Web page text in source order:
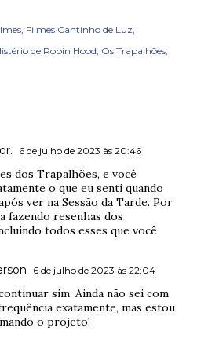
Filmes Cantinho de Luz
de Robin Hood Os Trapalhões
6 de julho de 2023 às 20:46
dos Trapalhões, e você
o que eu senti quando
ver na Sessão da Tarde. Por
fazendo resenhas dos
todos esses que você
6 de julho de 2023 às 22:04
sim. Ainda não sei com
exatamente, mas estou
o projeto!